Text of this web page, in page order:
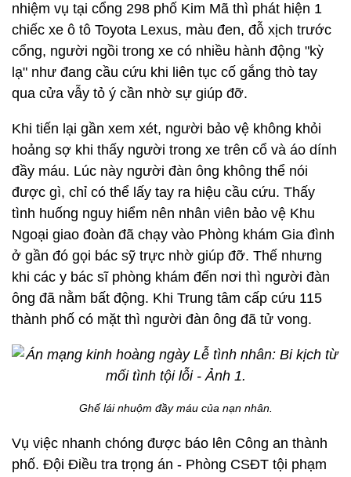
nhiệm vụ tại cổng 298 phố Kim Mã thì phát hiện 1
chiếc xe ô tô Toyota Lexus, màu đen, đỗ xịch trước
cổng, người ngồi trong xe có nhiều hành động "kỳ
lạ" như đang cầu cứu khi liên tục cố gắng thò tay
qua cửa vẫy tỏ ý cần nhờ sự giúp đỡ.
Khi tiến lại gần xem xét, người bảo vệ không khỏi
hoảng sợ khi thấy người trong xe trên cổ và áo dính
đầy máu. Lúc này người đàn ông không thể nói
được gì, chỉ có thể lấy tay ra hiệu cầu cứu. Thấy
tình huống nguy hiểm nên nhân viên bảo vệ Khu
Ngoại giao đoàn đã chạy vào Phòng khám Gia đình
ở gần đó gọi bác sỹ trực nhờ giúp đỡ. Thế nhưng
khi các y bác sĩ phòng khám đến nơi thì người đàn
ông đã nằm bất động. Khi Trung tâm cấp cứu 115
thành phố có mặt thì người đàn ông đã tử vong.
Ghế lái nhuộm đầy máu của nạn nhân.
Vụ việc nhanh chóng được báo lên Công an thành
phố. Đội Điều tra trọng án - Phòng CSĐT tội phạm